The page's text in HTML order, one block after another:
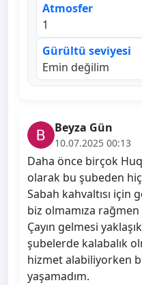
Atmosfer
1
Gürültü seviyesi
Emin değilim
Beyza Gün
10.07.2025 00:13
Daha önce birçok
olarak bu şubeden
Sabah kahvaltısı için
biz olmamıza
Çayın gelmesi
şubelerde kalabalık
hizmet alabiliyorken
yaşamadım.